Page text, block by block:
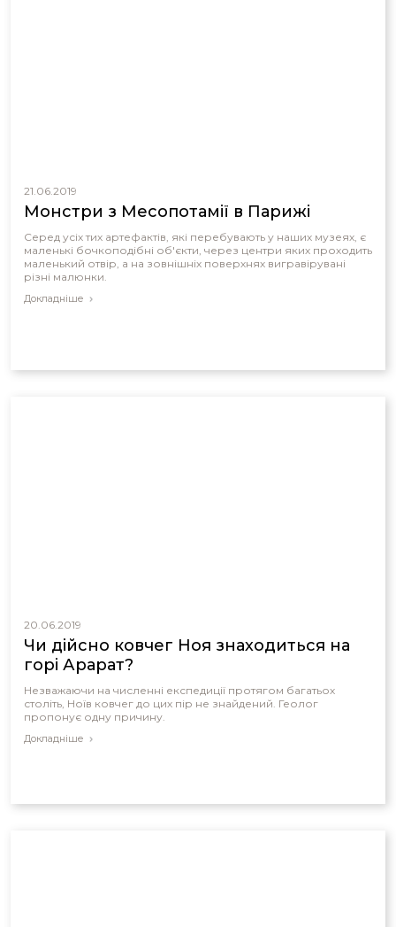
21.06.2019
Монстри з Месопотамії в Парижі
Серед усіх тих артефактів, які перебувають у наших музеях, є
маленькі бочкоподібні об'єкти, через центри яких проходить
маленький отвір, а на зовнішніх поверхнях вигравірувані
різні малюнки.
Докладніше
20.06.2019
Чи дійсно ковчег Ноя знаходиться на
горі Арарат?
Незважаючи на численні експедиції протягом багатьох
століть, Ноїв ковчег до цих пір не знайдений. Геолог
пропонує одну причину.
Докладніше